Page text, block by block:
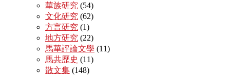
華族研究 (54)
文化研究 (62)
方言研究 (1)
地方研究 (22)
馬華評論文學 (11)
馬共歷史 (11)
散文集 (148)